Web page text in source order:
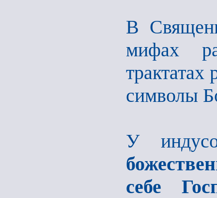
В
мифах
символы
У
себе